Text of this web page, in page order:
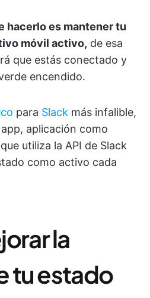
hacerlo es mantener tu
móvil activo, de esa
que estás conectado y
encendido.
para Slack más infalible,
aplicación como
utiliza la API de Slack
como activo cada
la
tu estado